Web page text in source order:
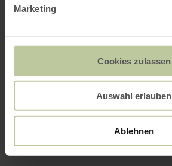
Marketing
Cookies zulassen
Auswahl erlauben
Ablehnen